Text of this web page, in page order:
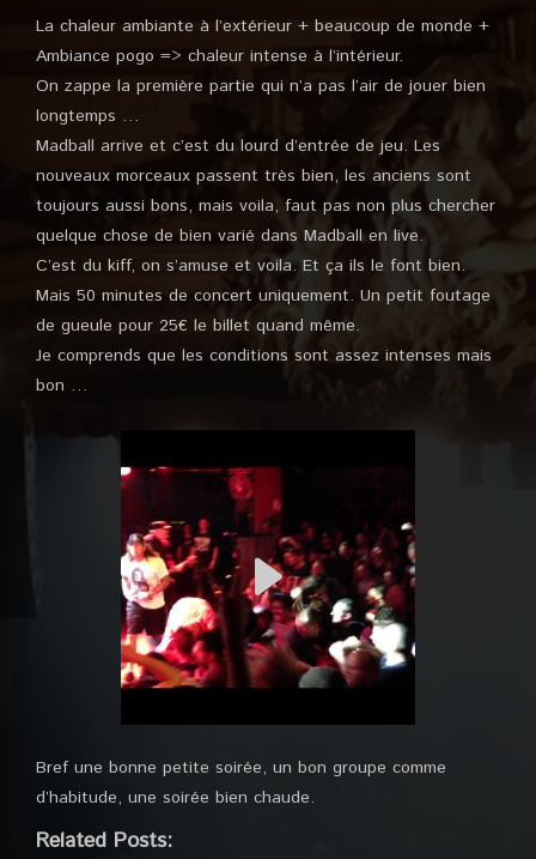
La chaleur ambiante à l’extérieur + beaucoup de monde +
Ambiance pogo => chaleur intense à l’intérieur.
On zappe la première partie qui n’a pas l’air de jouer bien
longtemps …
Madball arrive et c’est du lourd d’entrée de jeu. Les
nouveaux morceaux passent très bien, les anciens sont
toujours aussi bons, mais voila, faut pas non plus chercher
quelque chose de bien varié dans Madball en live.
C’est du kiff, on s’amuse et voila. Et ça ils le font bien.
Mais 50 minutes de concert uniquement. Un petit foutage
de gueule pour 25€ le billet quand même.
Je comprends que les conditions sont assez intenses mais
bon …
Bref une bonne petite soirée, un bon groupe comme
d’habitude, une soirée bien chaude.
Related Posts: